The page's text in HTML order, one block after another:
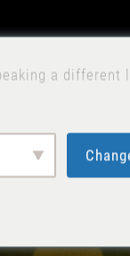
a different